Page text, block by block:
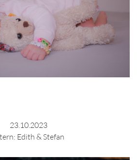
23.10.2023
Edith & Stefan